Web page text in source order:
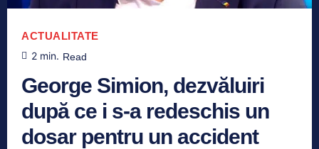
ACTUALITATE
2 min. Read
George Simion, dezvăluiri
după ce i s-a redeschis un
dosar pentru un accident